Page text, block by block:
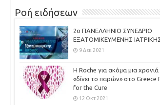
Ροή ειδήσεων
2ο ΠΑΝΕΛΛΗΝΙΟ ΣΥΝΕΔΡΙΟ
ΕΞΑΤΟΜΙΚΕΥΜΕΝΗΣ
9 Δεκ 2021
H Roche για ακόμα μια χρονιά
«δίνει το παρών» στο Greece
for the Cure
12 Οκτ 2021